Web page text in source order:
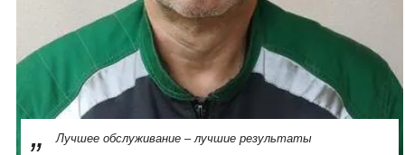
Лучшее обслуживание – лучшие результаты